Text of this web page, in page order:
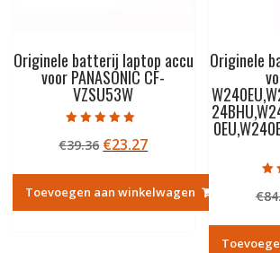
Originele batterij laptop accu
voor PANASONIC CF-
VZSU53W
5.00
uit 5
€39.36 Oorspronkelijke
was:
€39.36.
€23.27Huidige
is:
€23.27.
Toevoegen aan winkelwagen
Originele
€